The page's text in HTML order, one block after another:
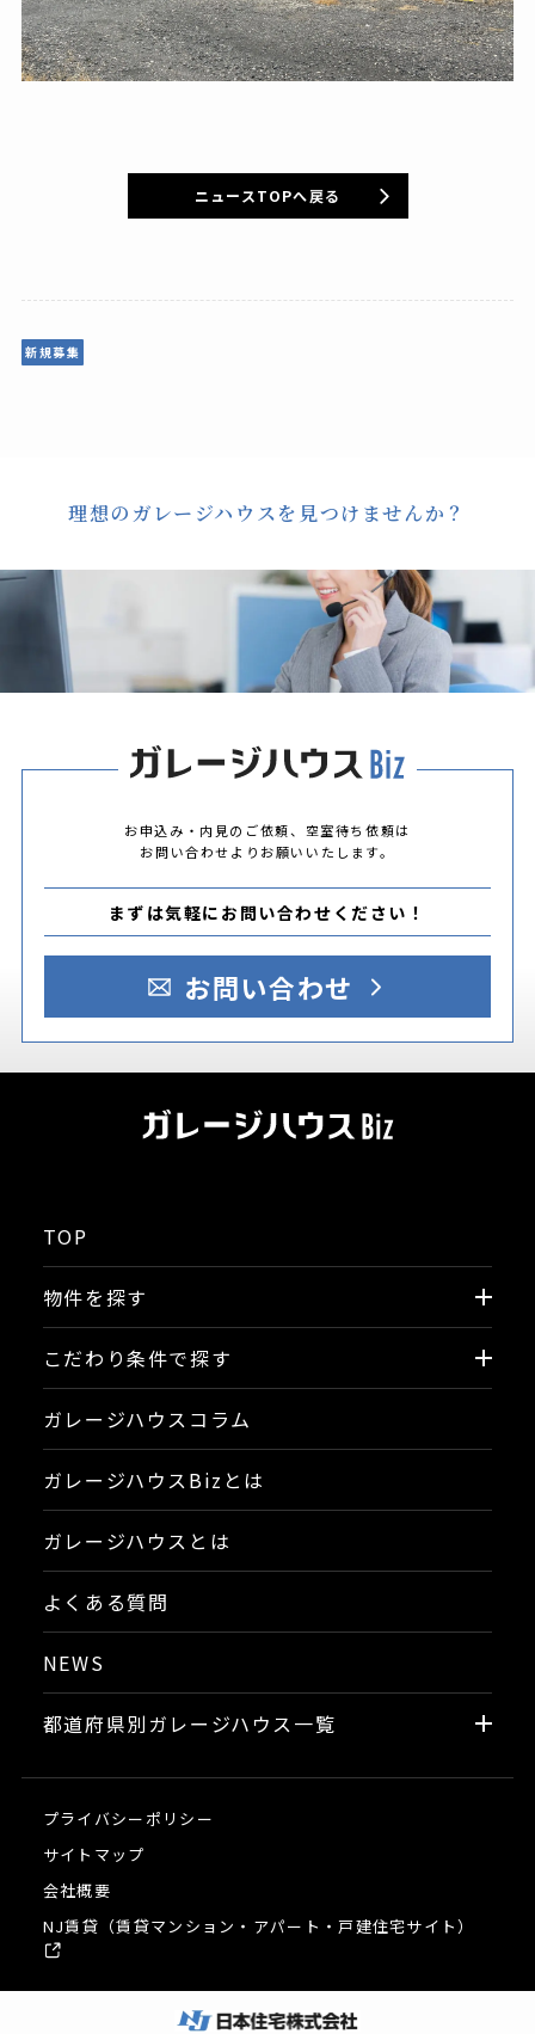
ニュースTOPへ戻る
新規募集
理想のガレージハウスを見つけませんか？
お申込み・内見のご依頼、空室待ち依頼は
お問い合わせよりお願いいたします。
まずは気軽にお問い合わせください！
お問い合わせ
TOP
物件を探す
こだわり条件で探す
ガレージハウスコラム
ガレージハウスBizとは
ガレージハウスとは
よくある質問
NEWS
都道府県別ガレージハウス一覧
プライバシーポリシー
サイトマップ
会社概要
NJ賃貸（賃貸マンション・アパート・戸建住宅サイト）